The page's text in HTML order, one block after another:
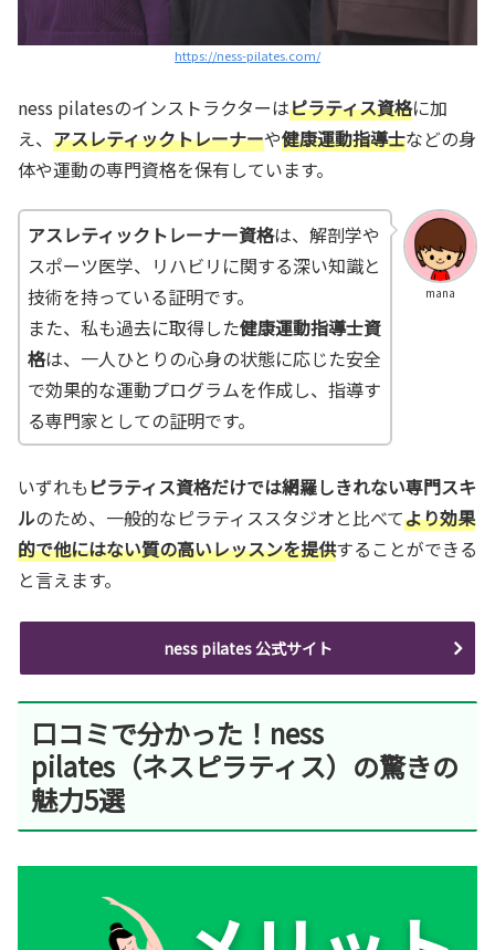
https://ness-pilates.com/
ness pilatesのインストラクターはピラティス資格に加
え、 アスレティックトレーナーや健康運動指導士などの身
体や運動の専門資格を保有しています。
mana
アスレティックトレーナー資格は、解剖学や
スポーツ医学、リハビリに関する深い知識と
技術を持っている証明です。
また、私も過去に取得した健康運動指導士資
格は、一人ひとりの心身の状態に応じた安全
で効果的な運動プログラムを作成し、指導す
る専門家としての証明です。
いずれも ピラティス資格だけでは網羅しきれない専門スキ
ルのため、一般的なピラティススタジオと比べてより効果
的で他にはない質の高いレッスンを提供することができる
と言えます。
ness pilates 公式サイト
口コミで分かった！ness
pilates（ネスピラティス）の驚きの
魅力5選